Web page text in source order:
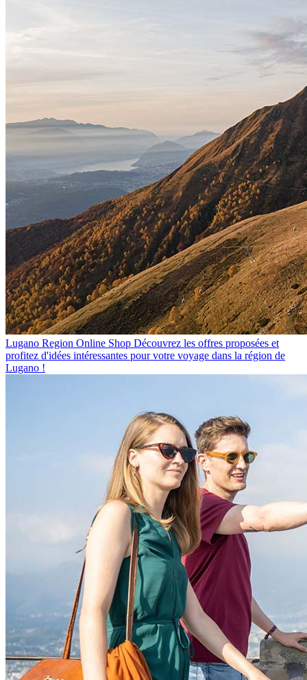
Lugano Region Online Shop Découvrez les offres proposées et
profitez d'idées intéressantes pour votre voyage dans la région de
Lugano !